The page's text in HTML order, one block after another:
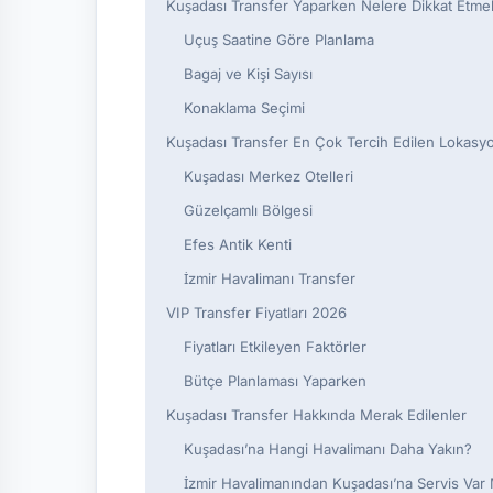
Kuşadası Transfer Yaparken Nelere Dikkat
Uçuş Saatine Göre Planlama
Bagaj ve Kişi Sayısı
Konaklama Seçimi
Kuşadası Transfer En Çok Tercih Edilen
Kuşadası Merkez Otelleri
Güzelçamlı Bölgesi
Efes Antik Kenti
İzmir Havalimanı Transfer
VIP Transfer Fiyatları 2026
Fiyatları Etkileyen Faktörler
Bütçe Planlaması Yaparken
Kuşadası Transfer Hakkında Merak Edilenler
Kuşadası’na Hangi Havalimanı Daha Yakın?
İzmir Havalimanından Kuşadası’na Servis Var